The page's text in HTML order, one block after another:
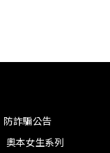
防詐騙公告
奧本女生系列